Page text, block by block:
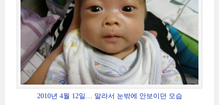
2010년 4월 12일… 말라서 눈밖에 안보이던 모습